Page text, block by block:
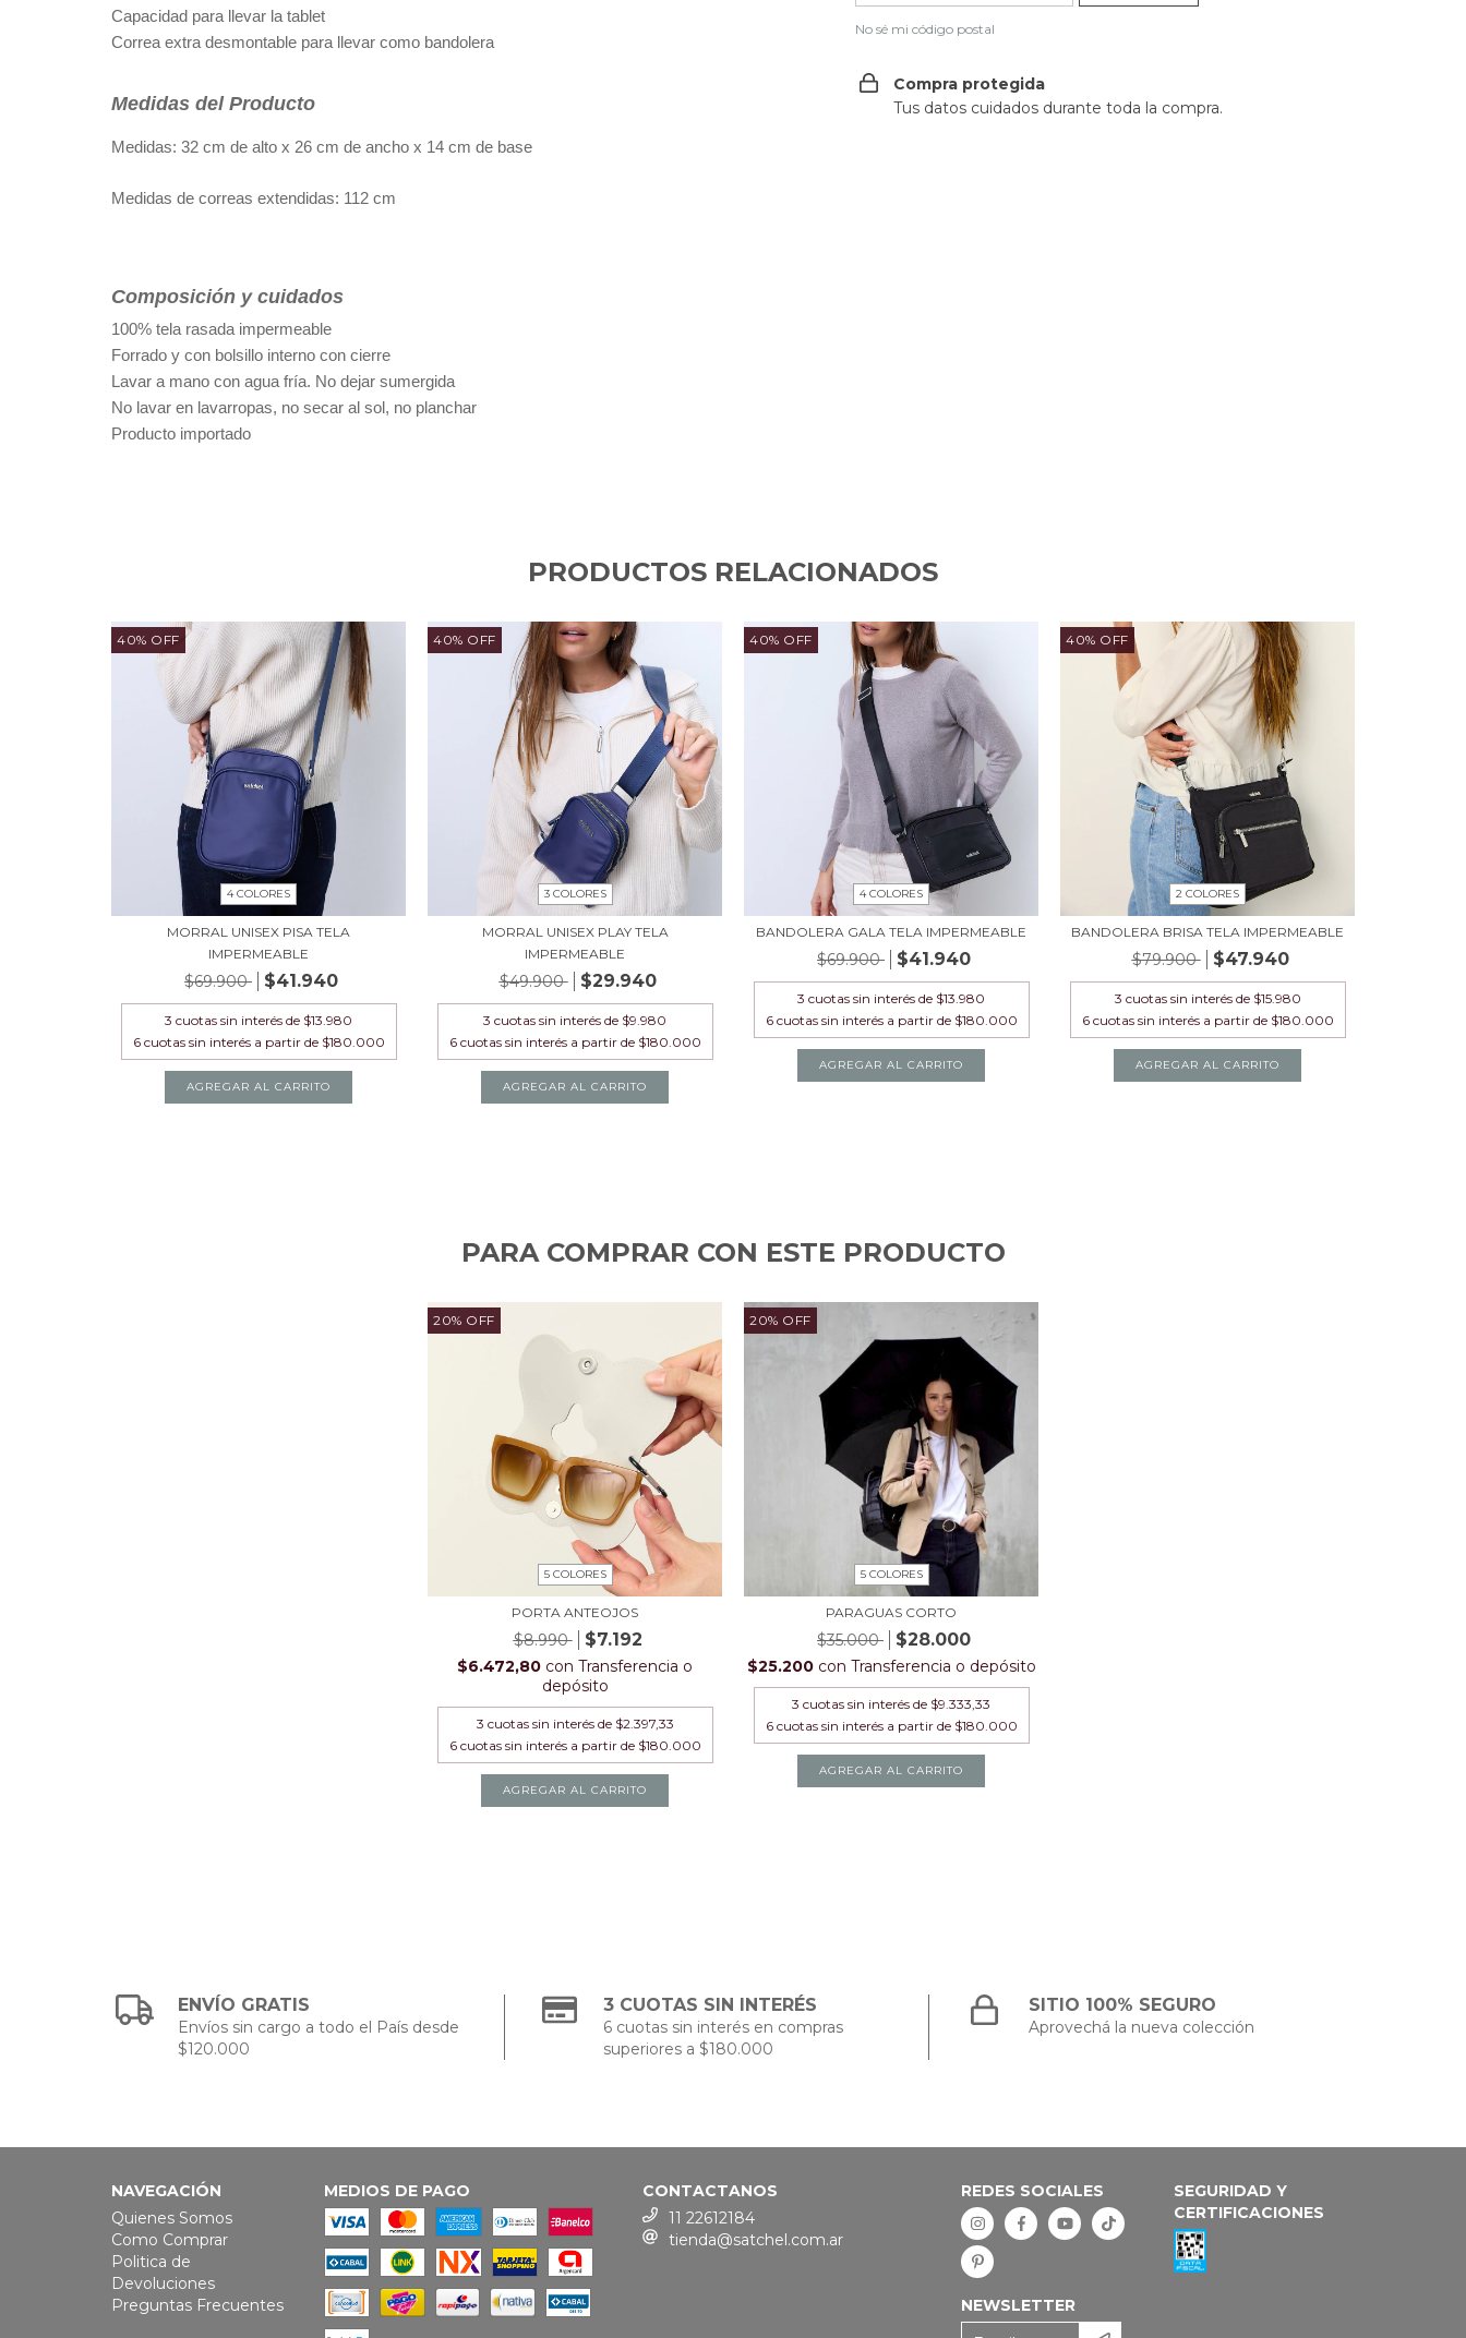
Capacidad para llevar la tablet
Correa extra desmontable para llevar como bandolera
Medidas del Producto
Medidas: 32 cm de alto x 26 cm de ancho x 14 cm de base
Medidas de correas extendidas: 112 cm
Composición y cuidados
100% tela rasada impermeable
Forrado y con bolsillo interno con cierre
Lavar a mano con agua fría. No dejar sumergida
No lavar en lavarropas, no secar al sol, no planchar
Producto importado
No sé mi código postal
Compra protegida
Tus datos cuidados durante toda la compra.
PRODUCTOS RELACIONADOS
40% OFF
4 COLORES
MORRAL UNISEX PISA TELA
IMPERMEABLE
$69.900 $41.940
3 cuotas sin interés de $13.980
AGREGAR AL CARRITO
40% OFF
3 COLORES
MORRAL UNISEX PLAY TELA
IMPERMEABLE
$49.900 $29.940
3 cuotas sin interés de $9.980
AGREGAR AL CARRITO
40% OFF
4 COLORES
BANDOLERA GALA TELA IMPERMEABLE
$69.900 $41.940
3 cuotas sin interés de $13.980
AGREGAR AL CARRITO
40% OFF
2 COLORES
BANDOLERA BRISA TELA IMPERMEABLE
$79.900 $47.940
3 cuotas sin interés de $15.980
AGREGAR AL CARRITO
PARA COMPRAR CON ESTE PRODUCTO
20% OFF
5 COLORES
PORTA ANTEOJOS
$8.990 $7.192
$6.472,80 con Transferencia o
depósito
3 cuotas sin interés de $2.397,33
AGREGAR AL CARRITO
20% OFF
5 COLORES
PARAGUAS CORTO
$35.000 $28.000
$25.200 con Transferencia o depósito
3 cuotas sin interés de $9.333,33
AGREGAR AL CARRITO
ENVÍO GRATIS
Envíos sin cargo a todo el País desde
$120.000
3 CUOTAS SIN INTERÉS
6 cuotas sin interés en compras
superiores a $180.000
SITIO 100% SEGURO
Aprovechá la nueva colección
NAVEGACIÓN
Quienes Somos
Como Comprar
Politica de
Devoluciones
Preguntas Frecuentes
MEDIOS DE PAGO
CONTACTANOS
11 22612184
tienda@satchel.com.ar
REDES SOCIALES
NEWSLETTER
SEGURIDAD Y
CERTIFICACIONES